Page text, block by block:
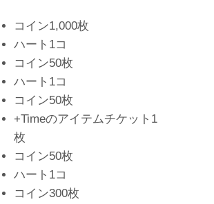
コイン1,000枚
ハート1コ
コイン50枚
ハート1コ
コイン50枚
+Timeのアイテムチケット1
枚
コイン50枚
ハート1コ
コイン300枚